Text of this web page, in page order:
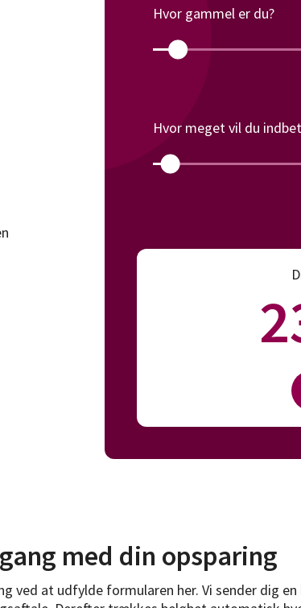
Hvor gammel er du?
Hvor meget vil du
med din opsparing
ved at udfylde formularen her. Vi sender dig